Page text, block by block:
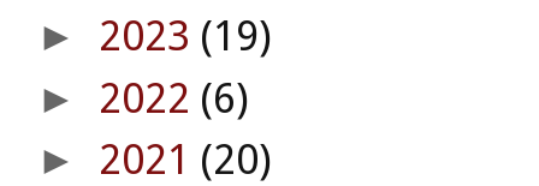
► 2023 (19)
► 2022 (6)
► 2021 (20)